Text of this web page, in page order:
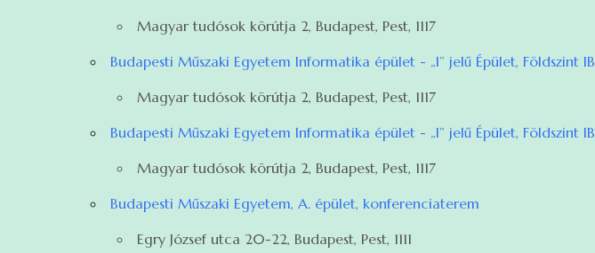
Ország
Magyar tudósok körútja 2, Budapest, Pest, 1117
Budapesti Műszaki Egyetem Informatika épület - „I” jelű Épület, Földszint
Magyar tudósok körútja 2, Budapest, Pest, 1117
Budapesti Műszaki Egyetem Informatika épület - „I” jelű Épület, Földszint
Magyar tudósok körútja 2, Budapest, Pest, 1117
Budapesti Műszaki Egyetem, A. épület, konferenciaterem
Egry József utca 20-22, Budapest, Pest, 1111